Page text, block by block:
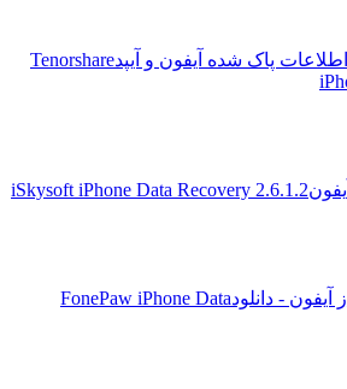
پاک شده آیفون و آیپدTenorshare
iSkysoft iPhone Data Recovery
دانلود FonePaw iPhone Data